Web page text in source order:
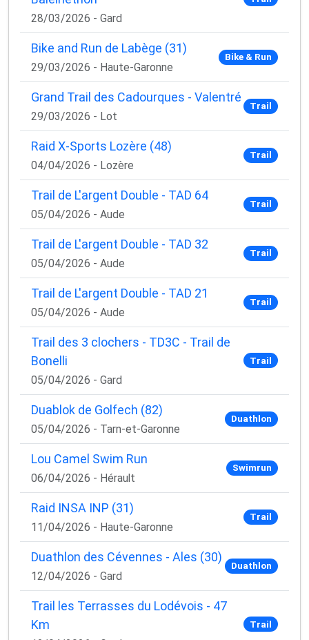
28/03/2026 - Gard
Bike and Run de Labège (31)
29/03/2026 - Haute-Garonne
Bike & Run
Grand Trail des Cadourques - Valentré
29/03/2026 - Lot
Trail
Raid X-Sports Lozère (48)
04/04/2026 - Lozère
Trail
Trail de L'argent Double - TAD 64
05/04/2026 - Aude
Trail
Trail de L'argent Double - TAD 32
05/04/2026 - Aude
Trail
Trail de L'argent Double - TAD 21
05/04/2026 - Aude
Trail
Trail des 3 clochers - TD3C - Trail de
Bonelli
05/04/2026 - Gard
Trail
Duablok de Golfech (82)
05/04/2026 - Tarn-et-Garonne
Duathlon
Lou Camel Swim Run
06/04/2026 - Hérault
Swimrun
Raid INSA INP (31)
11/04/2026 - Haute-Garonne
Trail
Duathlon des Cévennes - Ales (30)
12/04/2026 - Gard
Duathlon
Trail les Terrasses du Lodévois - 47
Km
Trail